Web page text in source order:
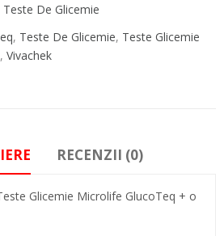
De Glicemie
, Teste De Glicemie, Teste Glicemie
, Vivachek
RECENZII (0)
Glicemie Microlife GlucoTeq + o